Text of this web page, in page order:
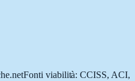
Fonti viabilità: CCISS, ACI,